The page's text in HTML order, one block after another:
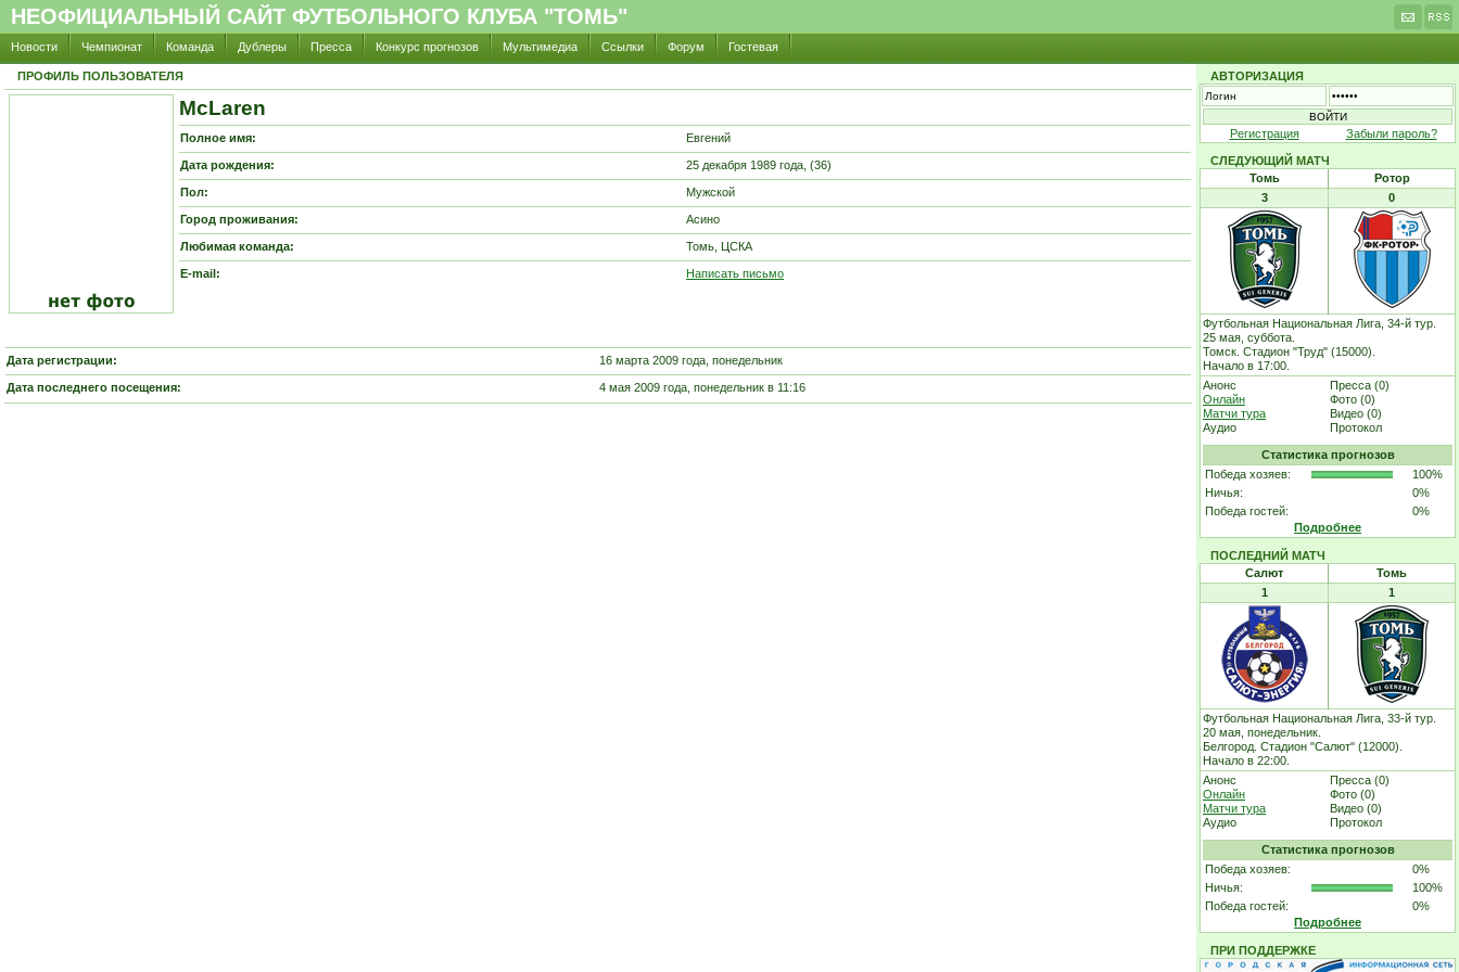
НЕОФИЦИАЛЬНЫЙ САЙТ ФУТБОЛЬНОГО КЛУБА "ТОМЬ"
Новости Чемпионат Команда Дублеры Пресса Конкурс прогнозов Мультимедиа Ссылки Форум Гостевая
ПРОФИЛЬ ПОЛЬЗОВАТЕЛЯ
McLaren
Полное имя: Евгений
Дата рождения: 25 декабря 1989 года, (36)
Пол: Мужской
Город проживания: Асино
Любимая команда: Томь, ЦСКА
E-mail: Написать письмо
Дата регистрации: 16 марта 2009 года, понедельник
Дата последнего посещения: 4 мая 2009 года, понедельник в 11:16
АВТОРИЗАЦИЯ
Регистрация Забыли пароль?
СЛЕДУЮЩИЙ МАТЧ
Томь
Ротор
3
0
Футбольная Национальная Лига, 34-й тур.
25 мая, суббота.
Томск. Стадион "Труд" (15000).
Начало в 17:00.
Анонс
Онлайн
Матчи тура
Аудио
Пресса (0)
Фото (0)
Видео (0)
Протокол
Статистика прогнозов
Победа хозяев:
100%
Ничья:
0%
Победа гостей:
0%
Подробнее
ПОСЛЕДНИЙ МАТЧ
Салют
Томь
1
1
Футбольная Национальная Лига, 33-й тур.
20 мая, понедельник.
Белгород. Стадион "Салют" (12000).
Начало в 22:00.
Анонс
Онлайн
Матчи тура
Аудио
Пресса (0)
Фото (0)
Видео (0)
Протокол
Статистика прогнозов
Победа хозяев:
0%
Ничья:
100%
Победа гостей:
0%
Подробнее
ПРИ ПОДДЕРЖКЕ